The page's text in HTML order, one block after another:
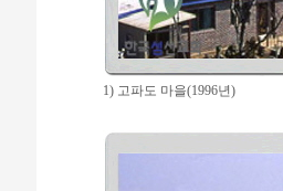
1) 고파도 마을(1996년)